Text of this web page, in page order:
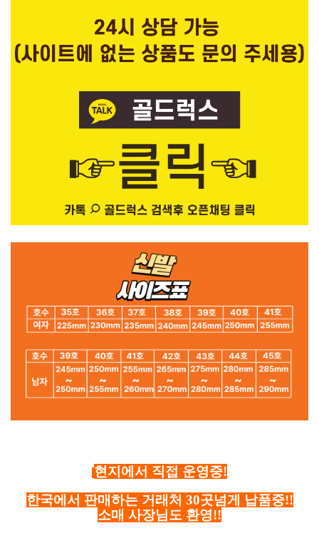
현지에서 직접 운영중!
한국에서 판매하는 거래처 30곳넘게 납품중!!
소매 사장님도 환영!!